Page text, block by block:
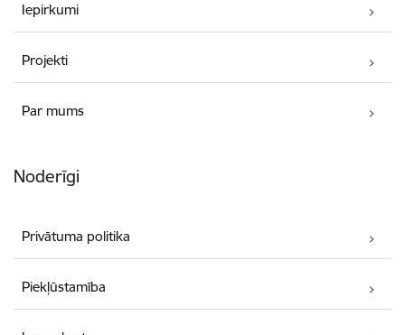
Iepirkumi
Projekti
Par mums
Noderīgi
Privātuma politika
Piekļūstamība